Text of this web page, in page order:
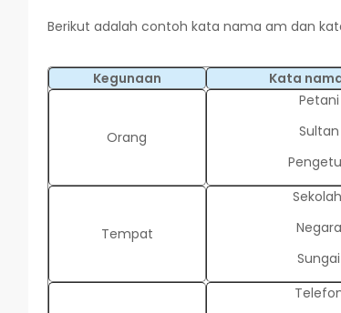
Berikut adalah contoh kata nama am dan
Kegunaan Kata
Orang
Petani
Sultan
Tempat
Sekolah
Negara
Sungai